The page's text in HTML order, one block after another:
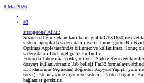
8 Mar 2026
#3
strangerone' Alıntı:
Sözünü ettiğiniz ekran kartı harici grafik GTX1650 ise evet
sistem laptoplarda sadece dahili grafik kartını görür. Bir
Optimus Apple tarafından bilinmez ve kullanılmaz. Sonuç
sadece dahili Uhd intel grafik kullanılır.
Forumda Tahoe imaj paylaşımı yok. Sadece Recovery
dosyayı kullanıyorsanız Usb belleği Fat32 formatlayın
EFI klasörünü (Açmadan) doğrudan Kopyala/Yapıştır yolu
bozar) Usb arayüzüne taşıyın ve sistemi Usb'den başlatın.
bağlantısı gerektirir.